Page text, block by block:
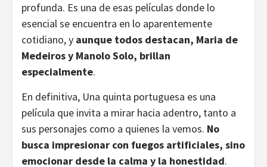
profunda. Es una de esas películas donde lo
esencial se encuentra en lo aparentemente
cotidiano, y aunque todos destacan, Maria de
Medeiros y Manolo Solo, brillan
especialmente.
En definitiva, Una quinta portuguesa es una
película que invita a mirar hacia adentro, tanto a
sus personajes como a quienes la vemos. No
busca impresionar con fuegos artificiales, sino
emocionar desde la calma y la honestidad.